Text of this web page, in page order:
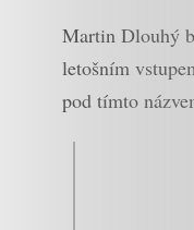
Martin Dlouhý
letošním
pod tímto